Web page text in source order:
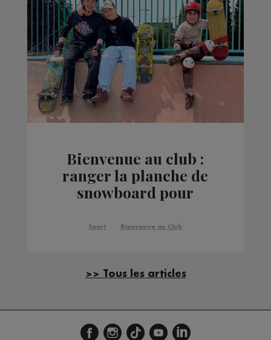
Bienvenue au club :
ranger la planche de
snowboard pour
Megève
Sport Bienvenue au Club
>> Tous les articles